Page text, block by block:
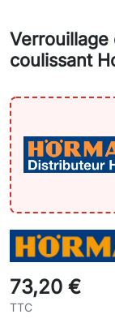
coulissant
73,20 €
TTC